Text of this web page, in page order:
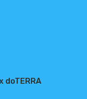
doTERRA